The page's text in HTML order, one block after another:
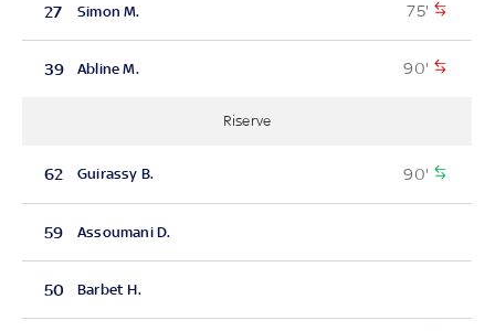
27 Simon M. 75'
39 Abline M. 90'
Riserve
62 Guirassy B. 90'
59 Assoumani D.
50 Barbet H.